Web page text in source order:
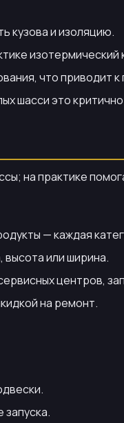
кузова и изоляцию.
изотермический
что приводит
шасси это
на практике
— каждая
высота или ширина.
центров,
на ремонт.